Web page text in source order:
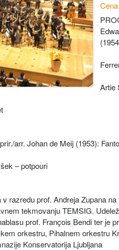
Artie
arr. Johan de Meij (1953):
– potpouri
razredu prof. Andreja Zupana
tekmovanju TEMSIG.
prof. François Bendi ter je
orkestru, Pihalnem orkestru
Konservatorija Ljubljana